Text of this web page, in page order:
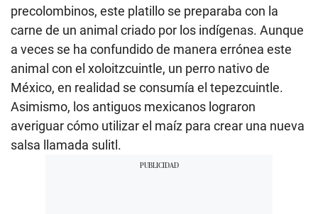
precolombinos, este platillo se preparaba con la
carne de un animal criado por los indígenas. Aunque
a veces se ha confundido de manera errónea este
animal con el xoloitzcuintle, un perro nativo de
México, en realidad se consumía el tepezcuintle.
Asimismo, los antiguos mexicanos lograron
averiguar cómo utilizar el maíz para crear una nueva
salsa llamada sulitl.